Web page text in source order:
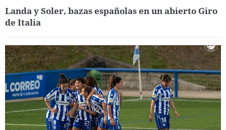
Landa y Soler, bazas españolas en un abierto Giro
de Italia